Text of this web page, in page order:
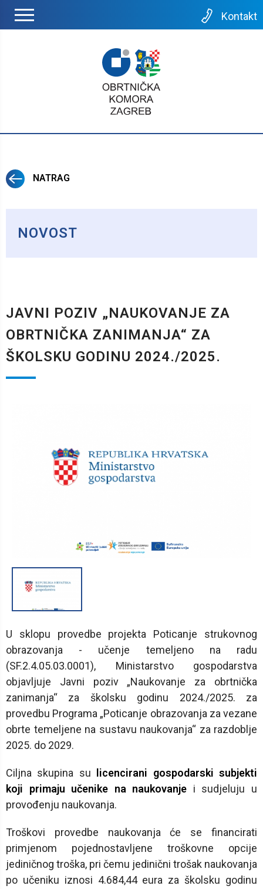
Kontakt
NATRAG
NOVOST
JAVNI POZIV „NAUKOVANJE ZA
OBRTNIČKA ZANIMANJA“ ZA
ŠKOLSKU GODINU 2024./2025.
U sklopu provedbe projekta Poticanje strukovnog
obrazovanja - učenje temeljeno na radu
(SF.2.4.05.03.0001), Ministarstvo gospodarstva
objavljuje Javni poziv „Naukovanje za obrtnička
zanimanja“ za školsku godinu 2024./2025. za
provedbu Programa „Poticanje obrazovanja za vezane
obrte temeljene na sustavu naukovanja“ za razdoblje
2025. do 2029.
Ciljna skupina su licencirani gospodarski subjekti
koji primaju učenike na naukovanje i sudjeluju u
provođenju naukovanja.
Troškovi provedbe naukovanja će se financirati
primjenom pojednostavljene troškovne opcije
jediničnog troška, pri čemu jedinični trošak naukovanja
po učeniku iznosi 4.684,44 eura za školsku godinu